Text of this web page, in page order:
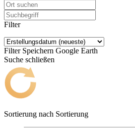
Filter
Filter Speichern Google Earth
Suche schließen
Sortierung nach Sortierung